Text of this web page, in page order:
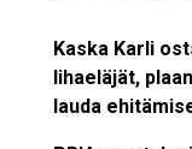
Kaska Karli
lihaeläjät,
lauda